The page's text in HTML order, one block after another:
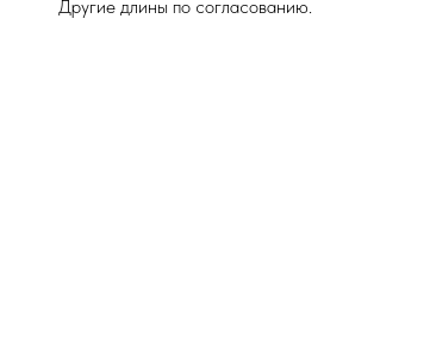
Другие длины по согласованию.